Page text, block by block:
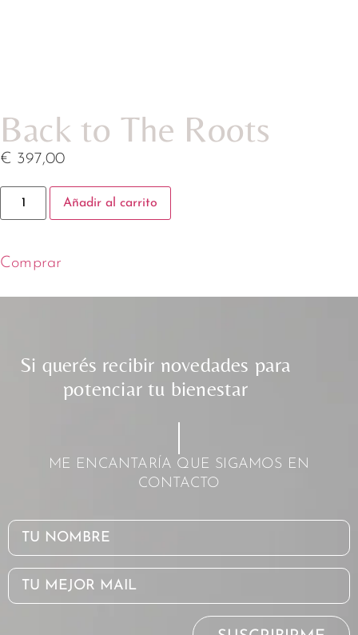
Back to The Roots
€ 397,00
Añadir al carrito
Comprar
Si querés recibir novedades para
potenciar tu bienestar
ME ENCANTARÍA QUE SIGAMOS EN
CONTACTO